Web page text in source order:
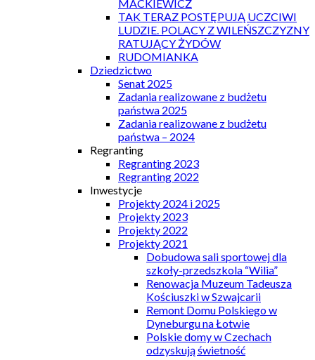
MACKIEWICZ
TAK TERAZ POSTĘPUJĄ UCZCIWI
LUDZIE. POLACY Z WILEŃSZCZYZNY
RATUJĄCY ŻYDÓW
RUDOMIANKA
Dziedzictwo
Senat 2025
Zadania realizowane z budżetu
państwa 2025
Zadania realizowane z budżetu
państwa – 2024
Regranting
Regranting 2023
Regranting 2022
Inwestycje
Projekty 2024 i 2025
Projekty 2023
Projekty 2022
Projekty 2021
Dobudowa sali sportowej dla
szkoły-przedszkola “Wilia”
Renowacja Muzeum Tadeusza
Kościuszki w Szwajcarii
Remont Domu Polskiego w
Dyneburgu na Łotwie
Polskie domy w Czechach
odzyskują świetność